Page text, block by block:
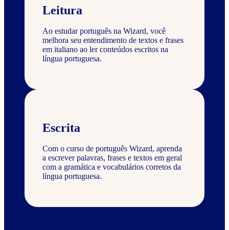
Leitura
Ao estudar português na Wizard, você
melhora seu entendimento de textos e frases
em italiano ao ler conteúdos escritos na
língua portuguesa.
Escrita
Com o curso de português Wizard, aprenda
a escrever palavras, frases e textos em geral
com a gramática e vocabulários corretos da
língua portuguesa.